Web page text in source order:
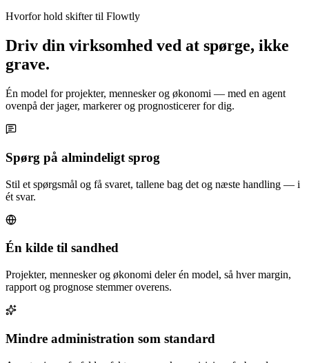
Hvorfor hold skifter til Flowtly
Driv din virksomhed ved at spørge, ikke
grave.
Én model for projekter, mennesker og økonomi — med en agent
ovenpå der jager, markerer og prognosticerer for dig.
Spørg på almindeligt sprog
Stil et spørgsmål og få svaret, tallene bag det og næste handling — i
ét svar.
Én kilde til sandhed
Projekter, mennesker og økonomi deler én model, så hver margin,
rapport og prognose stemmer overens.
Mindre administration som standard